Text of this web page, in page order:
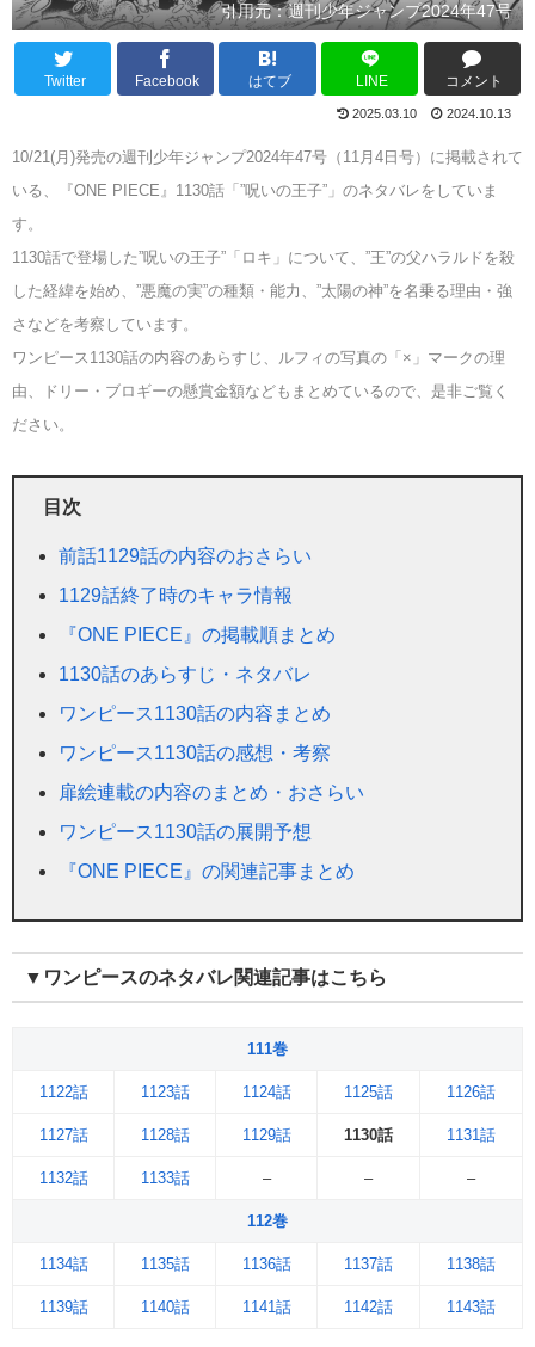
引用元：週刊少年ジャンプ2024年47号
Twitter Facebook はてブ LINE コメント
2025.03.10 2024.10.13
10/21(月)発売の週刊少年ジャンプ2024年47号（11月4日号）に掲載されて
いる、『ONE PIECE』1130話「”呪いの王子”」のネタバレをしていま
す。
1130話で登場した”呪いの王子”「ロキ」について、”王”の父ハラルドを殺
した経緯を始め、”悪魔の実”の種類・能力、”太陽の神”を名乗る理由・強
さなどを考察しています。
ワンピース1130話の内容のあらすじ、ルフィの写真の「×」マークの理
由、ドリー・ブロギーの懸賞金額などもまとめているので、是非ご覧く
ださい。
目次
前話1129話の内容のおさらい
1129話終了時のキャラ情報
『ONE PIECE』の掲載順まとめ
1130話のあらすじ・ネタバレ
ワンピース1130話の内容まとめ
ワンピース1130話の感想・考察
扉絵連載の内容のまとめ・おさらい
ワンピース1130話の展開予想
『ONE PIECE』の関連記事まとめ
▼ワンピースのネタバレ関連記事はこちら
111巻
1122話 1123話 1124話 1125話 1126話
1127話 1128話 1129話 1130話 1131話
1132話 1133話 – – –
112巻
1134話 1135話 1136話 1137話 1138話
1139話 1140話 1141話 1142話 1143話